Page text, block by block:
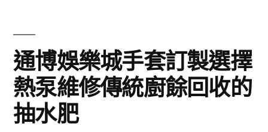
通博娛樂城手套訂製選擇
熱泵維修傳統廚餘回收的
抽水肥